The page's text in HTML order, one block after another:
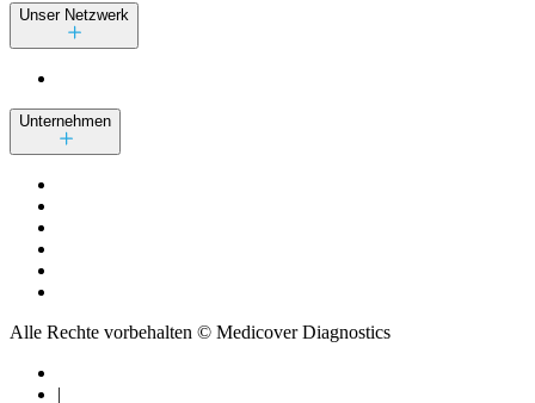
Unser Netzwerk
Unternehmen
Alle Rechte vorbehalten © Medicover Diagnostics
|